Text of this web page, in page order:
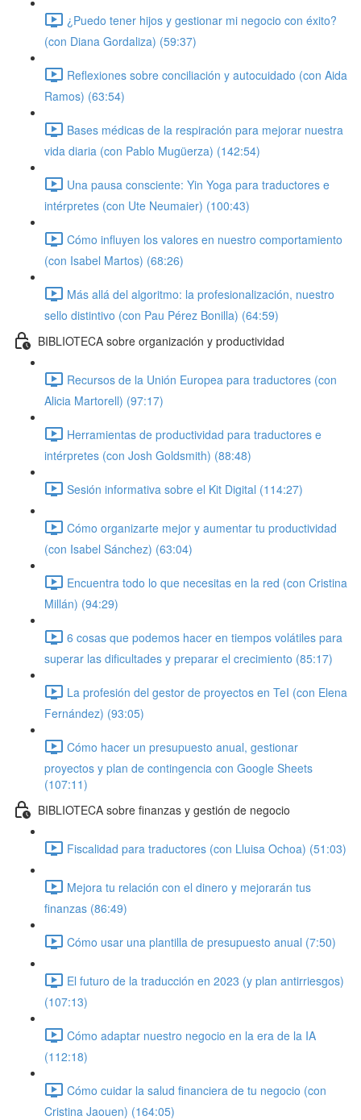
¿Puedo tener hijos y gestionar mi negocio con éxito?
(con Diana Gordaliza) (59:37)
Reflexiones sobre conciliación y autocuidado (con Aida
Ramos) (63:54)
Bases médicas de la respiración para mejorar nuestra
vida diaria (con Pablo Mugüerza) (142:54)
Una pausa consciente: Yin Yoga para traductores e
intérpretes (con Ute Neumaier) (100:43)
Cómo influyen los valores en nuestro comportamiento
(con Isabel Martos) (68:26)
Más allá del algoritmo: la profesionalización, nuestro
sello distintivo (con Pau Pérez Bonilla) (64:59)
BIBLIOTECA sobre organización y productividad
Recursos de la Unión Europea para traductores (con
Alicia Martorell) (97:17)
Herramientas de productividad para traductores e
intérpretes (con Josh Goldsmith) (88:48)
Sesión informativa sobre el Kit Digital (114:27)
Cómo organizarte mejor y aumentar tu productividad
(con Isabel Sánchez) (63:04)
Encuentra todo lo que necesitas en la red (con Cristina
Millán) (94:29)
6 cosas que podemos hacer en tiempos volátiles para
superar las dificultades y preparar el crecimiento (85:17)
La profesión del gestor de proyectos en TeI (con Elena
Fernández) (93:05)
Cómo hacer un presupuesto anual, gestionar
proyectos y plan de contingencia con Google Sheets
(107:11)
BIBLIOTECA sobre finanzas y gestión de negocio
Fiscalidad para traductores (con Lluisa Ochoa) (51:03)
Mejora tu relación con el dinero y mejorarán tus
finanzas (86:49)
Cómo usar una plantilla de presupuesto anual (7:50)
El futuro de la traducción en 2023 (y plan antirriesgos)
(107:13)
Cómo adaptar nuestro negocio en la era de la IA
(112:18)
Cómo cuidar la salud financiera de tu negocio (con
Cristina Jaouen) (164:05)